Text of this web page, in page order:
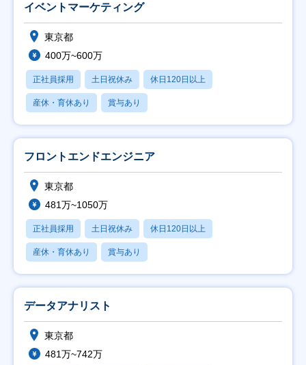
イベントマーケティング
東京都
400万~600万
正社員採用 土日祝休み 休日120日以上
産休・育休あり 賞与あり
フロントエンドエンジニア
東京都
481万~1050万
正社員採用 土日祝休み 休日120日以上
産休・育休あり 賞与あり
データアナリスト
東京都
481万~742万